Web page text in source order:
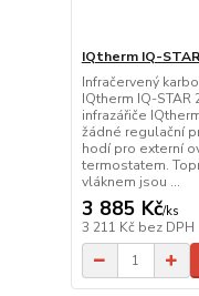
IQtherm IQ-
Infračervený
IQtherm IQ-STAR
infrazářiče
žádné regulační
hodí pro externí
termostatem.
vláknem jsou ...
3 885 Kč/ks
3 211 Kč bez DPH